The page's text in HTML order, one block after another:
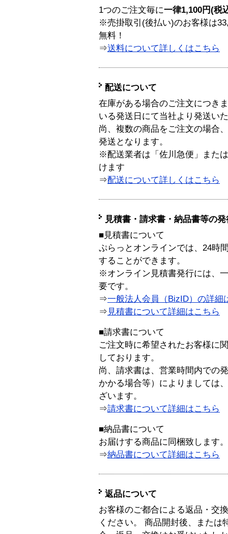
1つのご注文毎に一律1,100円(税
※売掛取引(後払い)のお客様は
無料！
⇒送料について詳しくはこちら
配送について
在庫がある場合のご注文につき
いる発送日にて当社より発送い
尚、複数の商品をご注文の場合
発送となります。
※配送業者は「佐川急便」また
けます
⇒配送について詳しくはこちら
見積書・請求書・納品書等の
■見積書について
ぷらっとオンラインでは、24時
することができます。
※オンライン見積書発行には、
要です。
⇒一般法人会員（BizID）の詳細
⇒ 見積書について詳細はこちら
■請求書について
ご注文時に希望されたお客様に
しております。
尚、請求書は、営業時間内での
かかる場合等）によりましては
ざいます。
⇒請求書について詳細はこちら
■納品書について
お届けする商品に同梱致します。
⇒納品書について詳細はこちら
返品について
お客様のご都合による返品・交
ください。 商品開封後、または